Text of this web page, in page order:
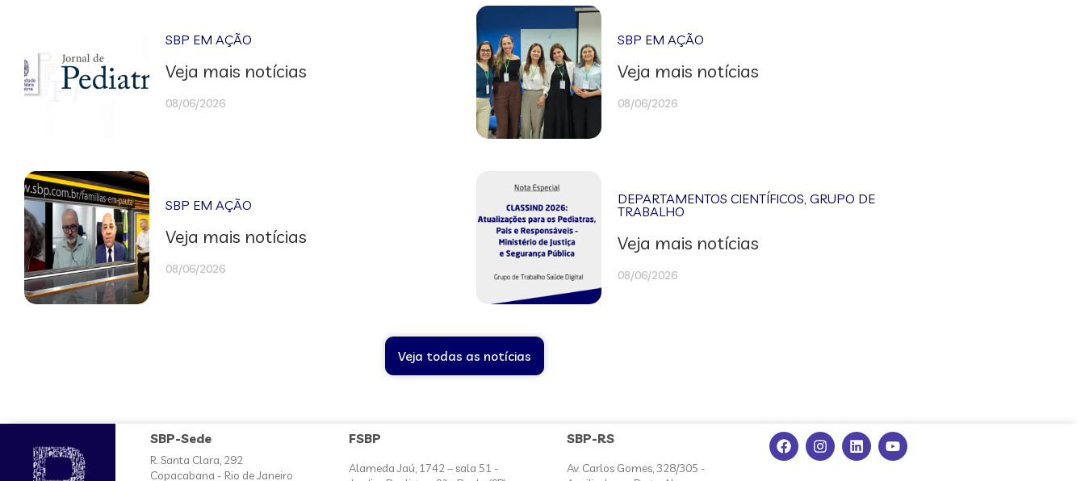
SBP EM AÇÃO
Veja mais notícias
08/06/2026
SBP EM AÇÃO
Veja mais notícias
08/06/2026
SBP EM AÇÃO
Veja mais notícias
08/06/2026
DEPARTAMENTOS CIENTÍFICOS,GRUPO DE
TRABALHO
Veja mais notícias
08/06/2026
Veja todas as notícias
SBP-Sede
R. Santa Clara, 292
Copacabana - Rio de Janeiro
FSBP
Alameda Jaú, 1742 – sala 51 -
SBP-RS
Av. Carlos Gomes, 328/305 -